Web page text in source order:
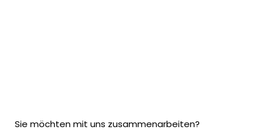
Sie möchten mit uns zusammenarbeiten?